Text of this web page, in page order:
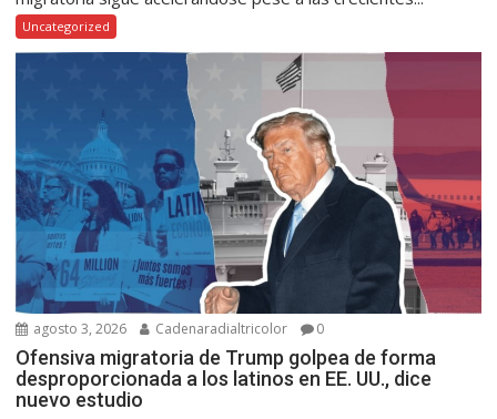
Uncategorized
agosto 3, 2026 Cadenaradialtricolor 0
Ofensiva migratoria de Trump golpea de forma
desproporcionada a los latinos en EE. UU., dice
nuevo estudio